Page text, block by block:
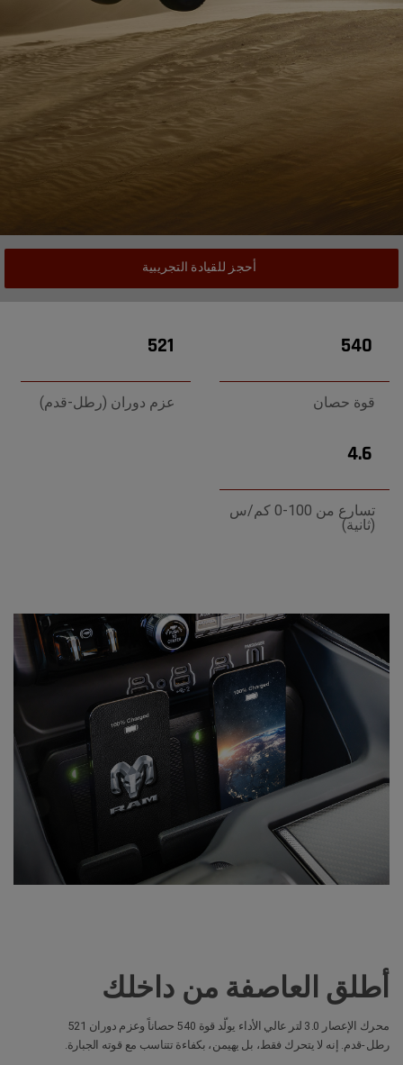
أحجز للقيادة التجريبية
540
قوة حصان
521
عزم دوران (رطل-قدم)
4.6
تسارع من 100-0 كم/س
(ثانية)
أطلق العاصفة من داخلك
محرك الإعصار 3.0 لتر عالي الأداء يولّد قوة 540 حصاناً وعزم دوران 521
رطل-قدم. إنه لا يتحرك فقط، بل يهيمن، بكفاءة تتناسب مع قوته الجبارة.